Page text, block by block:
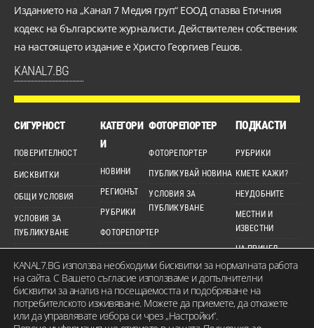
Изданието на „Канал 7 Медия груп“ ЕООД спазва Етичния
кодекс на българските журналисти. Действителен собственик
на настоящето издание е Христо Георгиев Гешов.
KANAL7.BG
СИГУРНОСТ
ПОВЕРИТЕЛНОСТ
БИСКВИТКИ
ОБЩИ УСЛОВИЯ
УСЛОВИЯ ЗА
ПУБЛИКУВАНЕ
КАРТА НА САЙТА
КАТЕГОРИ
И
НОВИНИ
РЕГИОНЪТ
РУБРИКИ
ФОТОРЕПОРТЕР
ФОТОРЕПОРТЕР
ФОТОРЕПОРТЕР
ПУБЛИКУВАЙ НОВИНА
УСЛОВИЯ ЗА
ПУБЛИКУВАНЕ
ПОДКАСТИ
РУБРИКИ
КМЕТЕ КАЖИ?
НЕУДОБНИТЕ
МЕСТНИ И
ИЗВЕСТНИ
НА ПРИЦЕЛ
KANAL7.BG използва необходими бисквитки за нормалната работа
на сайта. С Вашето съгласие използваме и допълнителни
бисквитки за анализ на посещаемостта и подобряване на
потребителското изживяване. Можете да приемете, да откажете
или да управлявате избора си чрез „Настройки“.